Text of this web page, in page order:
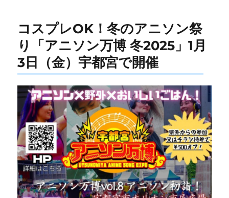
コスプレOK！冬のアニソン祭
り「アニソン万博 冬2025」1月
3日（金）宇都宮で開催